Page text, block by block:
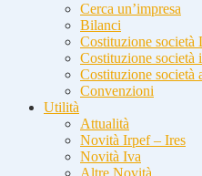
Cerca un’impresa
Bilanci
Costituzione società
Costituzione società
Costituzione società
Convenzioni
Utilità
Attualità
Novità Irpef – Ires
Novità Iva
Altre Novità